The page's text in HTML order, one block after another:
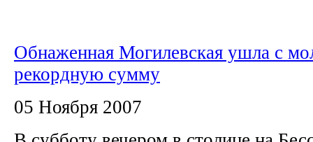
Обнаженная Могилевская ушла с
рекордную сумму
05 Ноября 2007